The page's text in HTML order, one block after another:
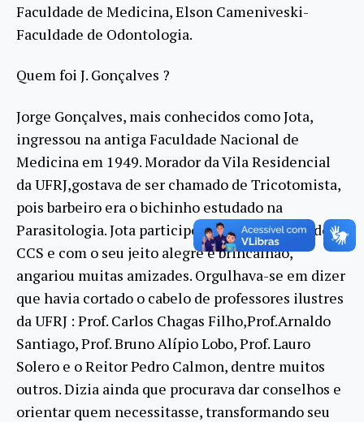
Faculdade de Medicina, Elson Cameniveski-
Faculdade de Odontologia.
Quem foi J. Gonçalves ?
Jorge Gonçalves, mais conhecidos como Jota,
ingressou na antiga Faculdade Nacional de
Medicina em 1949. Morador da Vila Residencial
da UFRJ,gostava de ser chamado de Tricotomista,
pois barbeiro era o bichinho estudado na
Parasitologia. Jota participou da inauguração do
CCS e com o seu jeito alegre e brincalhão,
angariou muitas amizades. Orgulhava-se em dizer
que havia cortado o cabelo de professores ilustres
da UFRJ : Prof. Carlos Chagas Filho,Prof.Arnaldo
Santiago, Prof. Bruno Alípio Lobo, Prof. Lauro
Solero e o Reitor Pedro Calmon, dentre muitos
outros. Dizia ainda que procurava dar conselhos e
orientar quem necessitasse, transformando seu